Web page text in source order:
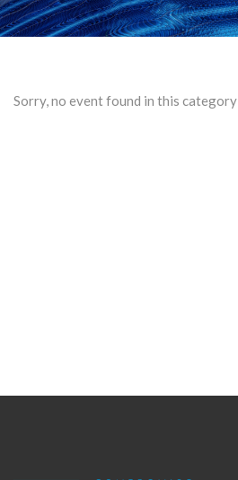
Sorry, no event found in this category